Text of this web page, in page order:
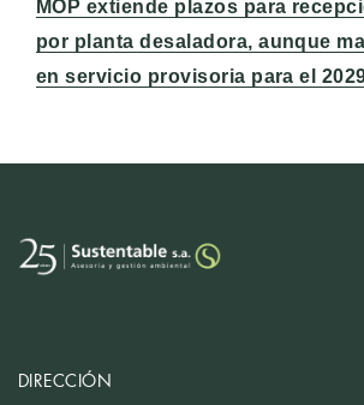
siguiente:
MOP extiende plazos para
por planta desaladora, aunque
en servicio provisoria para el
DIRECCIÓN